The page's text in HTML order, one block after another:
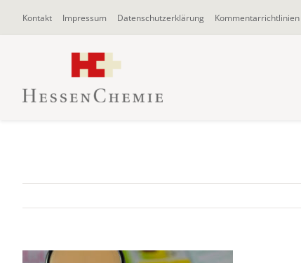
ZumKontakt Impressum Datenschutzerklärung Kommentarrichtlinien